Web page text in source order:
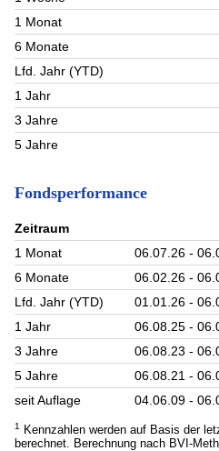
1 Monat
6 Monate
Lfd. Jahr (YTD)
1 Jahr
3 Jahre
5 Jahre
Fondsperformance
Zeitraum
1 Monat 06.07.26 -
6 Monate
06.02.26 -
Lfd. Jahr (YTD)
01.01.26 -
1 Jahr
06.08.25 -
3 Jahre
06.08.23 -
5 Jahre
06.08.21 -
seit Auflage
04.06.09 -
1
Kennzahlen werden auf Basis der
berechnet. Berechnung nach BVI-